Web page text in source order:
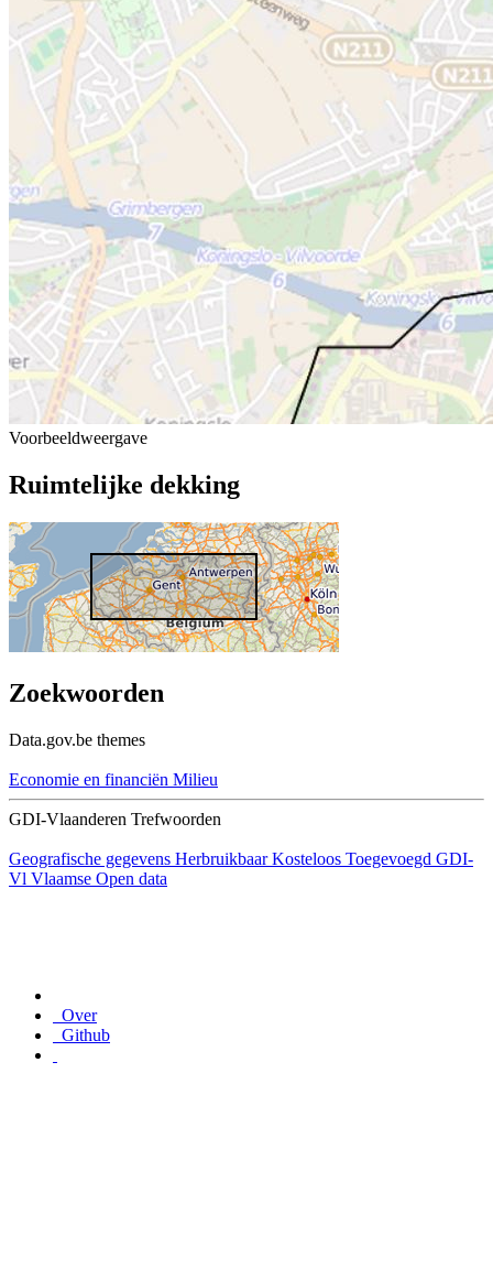
Voorbeeldweergave
Ruimtelijke dekking
Zoekwoorden
Data.gov.be themes
Economie en financiën Milieu
GDI-Vlaanderen Trefwoorden
Geografische gegevens Herbruikbaar Kosteloos Toegevoegd GDI-
Vl Vlaamse Open data
Over
Github